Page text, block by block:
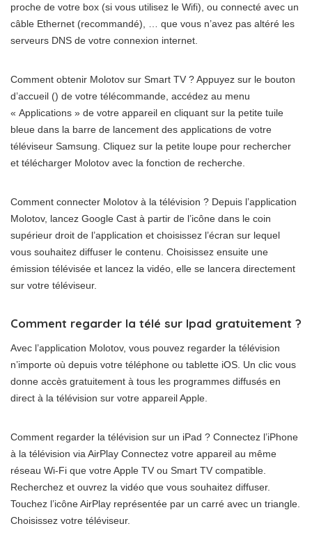
proche de votre box (si vous utilisez le Wifi), ou connecté avec un
câble Ethernet (recommandé), … que vous n’avez pas altéré les
serveurs DNS de votre connexion internet.
Comment obtenir Molotov sur Smart TV ? Appuyez sur le bouton
d’accueil () de votre télécommande, accédez au menu
« Applications » de votre appareil en cliquant sur la petite tuile
bleue dans la barre de lancement des applications de votre
téléviseur Samsung. Cliquez sur la petite loupe pour rechercher
et télécharger Molotov avec la fonction de recherche.
Comment connecter Molotov à la télévision ? Depuis l’application
Molotov, lancez Google Cast à partir de l’icône dans le coin
supérieur droit de l’application et choisissez l’écran sur lequel
vous souhaitez diffuser le contenu. Choisissez ensuite une
émission télévisée et lancez la vidéo, elle se lancera directement
sur votre téléviseur.
Comment regarder la télé sur Ipad gratuitement ?
Avec l’application Molotov, vous pouvez regarder la télévision
n’importe où depuis votre téléphone ou tablette iOS. Un clic vous
donne accès gratuitement à tous les programmes diffusés en
direct à la télévision sur votre appareil Apple.
Comment regarder la télévision sur un iPad ? Connectez l’iPhone
à la télévision via AirPlay Connectez votre appareil au même
réseau Wi-Fi que votre Apple TV ou Smart TV compatible.
Recherchez et ouvrez la vidéo que vous souhaitez diffuser.
Touchez l’icône AirPlay représentée par un carré avec un triangle.
Choisissez votre téléviseur.